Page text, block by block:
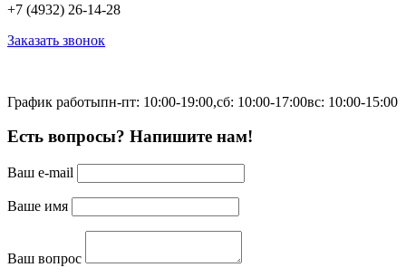
+7 (4932) 26-14-28
Заказать звонок
График работыпн-пт: 10:00-19:00,сб: 10:00-17:00вс: 10:00-15:00
Есть вопросы? Напишите нам!
Ваш e-mail
Ваше имя
Ваш вопрос